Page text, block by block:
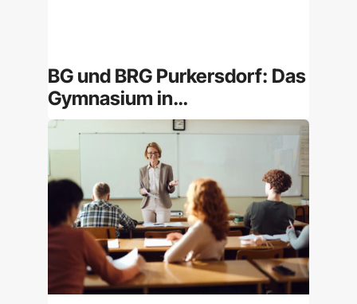
BG und BRG Purkersdorf: Das
Gymnasium in
Niederösterreich im